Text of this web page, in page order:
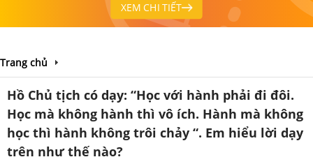
XEM CHI TIẾT
Trang chủ
Hồ Chủ tịch có dạy: “Học với hành phải đi đôi.
Học mà không hành thì vô ích. Hành mà không
học thì hành không trôi chảy “. Em hiểu lời dạy
trên như thế nào?